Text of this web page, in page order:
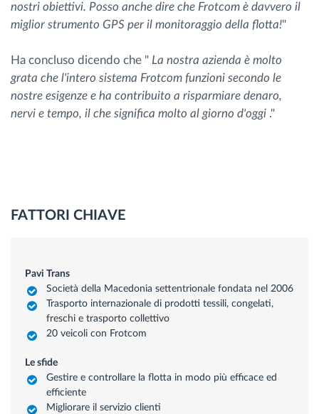
nostri obiettivi. Posso anche dire che Frotcom è davvero il
miglior strumento GPS per il monitoraggio della flotta!"
Ha concluso dicendo che " La nostra azienda è molto
grata che l'intero sistema Frotcom funzioni secondo le
nostre esigenze e ha contribuito a risparmiare denaro,
nervi e tempo, il che significa molto al giorno d'oggi ."
FATTORI CHIAVE
Pavi Trans
Società della Macedonia settentrionale fondata nel 2006
Trasporto internazionale di prodotti tessili, congelati,
freschi e trasporto collettivo
20 veicoli con Frotcom
Le sfide
Gestire e controllare la flotta in modo più efficace ed
efficiente
Migliorare il servizio clienti